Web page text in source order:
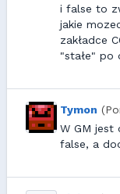
i false to
jakie
zakładce
"stałe" po
Tymon
W GM jest
false, a